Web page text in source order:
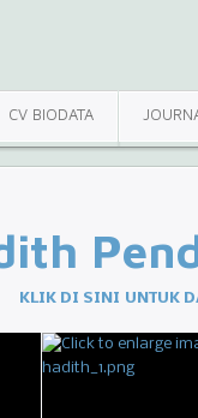
CV BIODATA
KLIK DI SINI UNTUK